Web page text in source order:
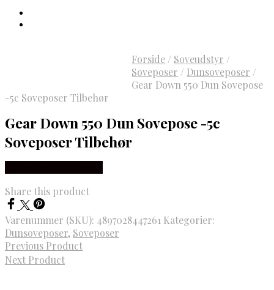
Forside / Soveudstyr /
Soveposer / Dunsoveposer /
Gear Down 550 Dun Sovepose
-5c Soveposer Tilbehør
Gear Down 550 Dun Sovepose -5c
Soveposer Tilbehør
Share this product
Varenummer (SKU): 4897028447261 Kategorier:
Dunsoveposer, Soveposer
Previous Product
Next Product